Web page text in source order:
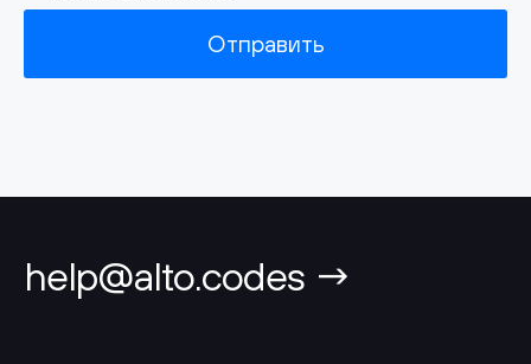
Отправить
help@alto.codes →